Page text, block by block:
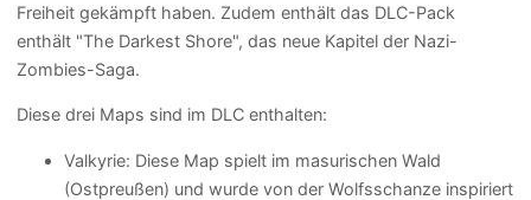
Freiheit gekämpft haben. Zudem enthält das DLC-Pack
enthält "The Darkest Shore", das neue Kapitel der Nazi-
Zombies-Saga.
Diese drei Maps sind im DLC enthalten:
Valkyrie: Diese Map spielt im masurischen Wald
(Ostpreußen) und wurde von der Wolfsschanze inspiriert